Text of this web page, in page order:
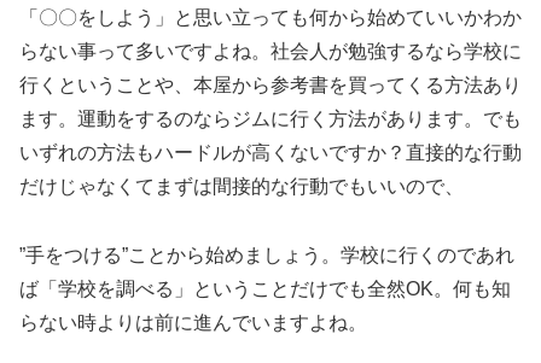
「〇〇をしよう」と思い立っても何から始めていいかわか
らない事って多いですよね。社会人が勉強するなら学校に
行くということや、本屋から参考書を買ってくる方法あり
ます。運動をするのならジムに行く方法があります。でも
いずれの方法もハードルが高くないですか？直接的な行動
だけじゃなくてまずは間接的な行動でもいいので、
”手をつける”ことから始めましょう。学校に行くのであれ
ば「学校を調べる」ということだけでも全然OK。何も知
らない時よりは前に進んでいますよね。